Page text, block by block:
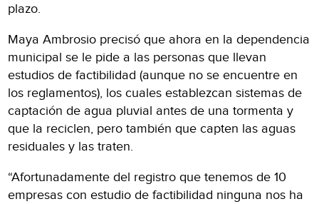
plazo.
Maya Ambrosio precisó que ahora en la dependencia
municipal se le pide a las personas que llevan
estudios de factibilidad (aunque no se encuentre en
los reglamentos), los cuales establezcan sistemas de
captación de agua pluvial antes de una tormenta y
que la reciclen, pero también que capten las aguas
residuales y las traten.
“Afortunadamente del registro que tenemos de 10
empresas con estudio de factibilidad ninguna nos ha